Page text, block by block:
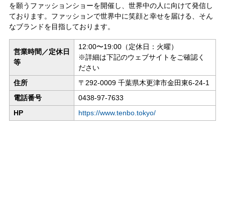
を願うファッションショーを開催し、世界中の人に向けて発信し
ております。ファッションで世界中に笑顔と幸せを届ける、そん
なブランドを目指しております。
営業時間／定休日
等
12:00〜19:00（定休日：火曜）
※詳細は下記のウェブサイトをご確認く
ださい
住所
〒292-0009 千葉県木更津市金田東6-24-1
電話番号
0438-97-7633
HP
https://www.tenbo.tokyo/